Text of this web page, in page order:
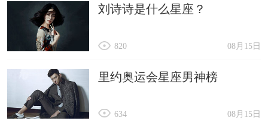
刘诗诗是什么星座？
08月15日
820
里约奥运会星座男神榜
08月15日
634